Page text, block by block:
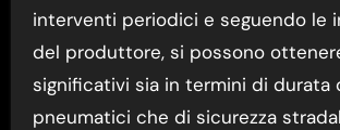
interventi periodici e seguendo le
del produttore, si possono
significativi sia in termini di durata
pneumatici che di sicurezza